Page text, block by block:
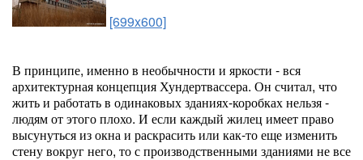
[699x600]
В принципе, именно в необычности и яркости - вся
архитектурная концепция Хундертвассера. Он считал, что
жить и работать в одинаковых зданиях-коробках нельзя -
людям от этого плохо. И если каждый жилец имеет право
высунуться из окна и раскрасить или как-то еще изменить
стену вокруг него, то с производственными зданиями не все